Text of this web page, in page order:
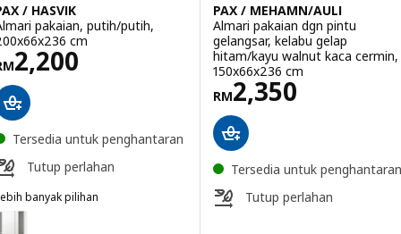
/ HASVIK
pakaian, putih/putih,
cm
2,200RM 2200
Tersedia untuk penghantaran
Tutup perlahan
banyak pilihan
/ HASVIKPAX / HASVIK, Almari pakaian, putih/putih, 200x66x201 cm
PAX / MEHAMN/AULI
Almari pakaian dgn pintu
gelangsar, kelabu gelap
hitam/kayu walnut kaca cermin,
150x66x236 cm
RM2,350
Harga RM 2350
Tersedia untuk penghantaran
Tutup perlahan